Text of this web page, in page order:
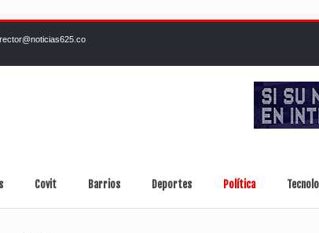
Covit Barrios Deportes Política